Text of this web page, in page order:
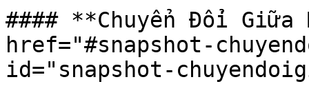
#### **Chuyển Đổi Giữa
href="#snapshot-
id="snapshot-